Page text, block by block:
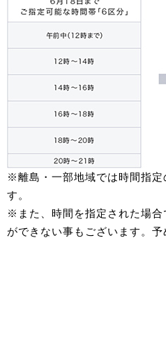
※離島・一部地域では時間指
す。
※また、時間を指定された場
ができない事もございます。予